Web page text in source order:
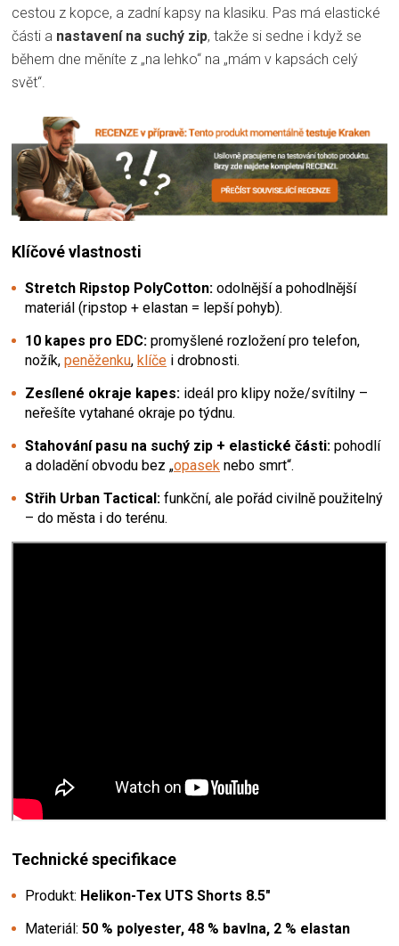
cestou z kopce, a zadní kapsy na klasiku. Pas má elastické
části a nastavení na suchý zip, takže si sedne i když se
během dne měníte z „na lehko“ na „mám v kapsách celý
svět“.
Klíčové vlastnosti
Stretch Ripstop PolyCotton: odolnější a pohodlnější
materiál (ripstop + elastan = lepší pohyb).
10 kapes pro EDC: promyšlené rozložení pro telefon,
nožík, peněženku, klíče i drobnosti.
Zesílené okraje kapes: ideál pro klipy nože/svítilny –
neřešíte vytahané okraje po týdnu.
Stahování pasu na suchý zip + elastické části: pohodlí
a doladění obvodu bez „opasek nebo smrt“.
Střih Urban Tactical: funkční, ale pořád civilně použitelný
– do města i do terénu.
Technické specifikace
Produkt: Helikon-Tex UTS Shorts 8.5"
Materiál: 50 % polyester, 48 % bavlna, 2 % elastan